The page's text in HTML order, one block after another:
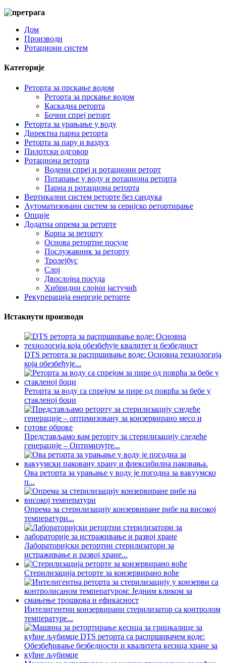
Дом
Производи
Ротациони систем
Категорије
Реторта за прскање водом
Реторта за прскање водом
Каскадна реторта
Бочни спреј реторт
Реторта за урањање у воду
Директна парна реторта
Реторта за пару и ваздух
Пилотски одговор
Ротациона реторта
Водени спреј и ротациони реторт
Потапање у воду и ротациона реторта
Парна и ротациона реторта
Вертикални систем реторте без сандука
Аутоматизовани систем за серијско ретортирање
Опције
Додатна опрема за реторте
Корпа за реторту
Основа ретортне посуде
Послужавник за реторту
Тролејбус
Слој
Двослојна посуда
Хибридни слојни јастучић
Рекуперација енергије реторте
Истакнути производи
DTS реторта за распршивање воде: Основна технологија
која обезбеђује...
Реторта за воду са спрејом за пире од поврћа за бебе у
стакленој боци
Представљамо вам реторту за стерилизацију следеће
генерације – Оптимизујте...
Ова реторта за урањање у воду је погодна за вакуумско
п...
Опрема за стерилизацију конзервиране рибе на високој
температури...
Лабораторијски ретортни стерилизатори за
истраживање и развој хране...
Стерилизација реторте за конзервирано воће
Интелигентни конзервирани стерилизатор са контролом
температуре...